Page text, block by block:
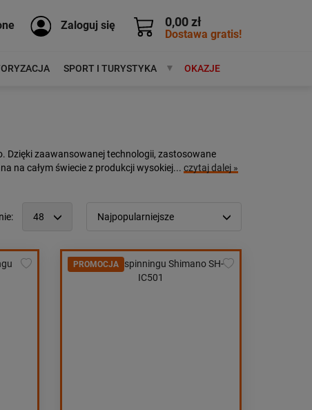
0,00 zł
Dostawa gratis!
Zaloguj się
SPORT I TURYSTYKA MARKIOKAZJE
Dzięki zaawansowanej technologii, zastosowane
na całym świecie z produkcji wysokiej... czytaj dalej »
48 Najpopularniejsze
Cena:
od najniższej
PROMOCJA